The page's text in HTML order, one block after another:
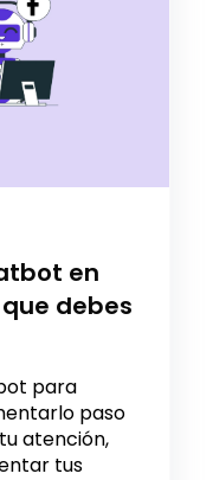
en
debes
para
paso
atención,
tus